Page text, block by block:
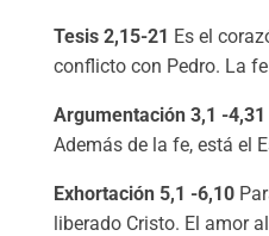
Tesis 2,15-21 Es el
conflicto con Pedro. La
Argumentación 3,1 -4,31
Además de la fe, está el
Exhortación 5,1 -6,10
liberado Cristo. El amor